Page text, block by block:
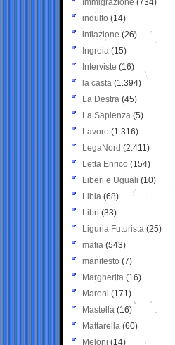
Immigrazione (734)
indulto (14)
inflazione (26)
Ingroia (15)
Interviste (16)
la casta (1.394)
La Destra (45)
La Sapienza (5)
Lavoro (1.316)
LegaNord (2.411)
Letta Enrico (154)
Liberi e Uguali (10)
Libia (68)
Libri (33)
Liguria Futurista (25)
mafia (543)
manifesto (7)
Margherita (16)
Maroni (171)
Mastella (16)
Mattarella (60)
Meloni (14)